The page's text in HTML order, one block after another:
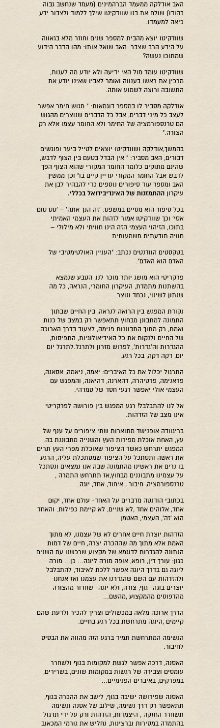
האב אודלקה ממעמד הברהמינים (מעמד שנחשב גבוה
בהודו) שולח את בנו שוודקיטו שילך ללמוד ולצבור ידע
כיאה למעמדו.
שוודקיטו יוצא מהבית למספר שנים וחוזר מלא בגאווה
על הידע הרב שצבר. האב שואל אותו: מהו הדבר הידוע
שמתוכו נעשה?
שוודקיטו עומד מול האי ידיעה ולא יודע מה לענות,
מרכין את ראשו בענווה ואומר לאביו שאינו יודע את
התשובה ורוצה לשמוע אותה.
אודלקה מסביר לו במספר דוגמאות: " מגוש חימר אפשר
לעצב כל מיני דברים, אבל כל הדברים שנוצרים מהגוש
הם טרנספורמציה של החימר ולא החומר עצמו אלא רק
הצורה."
בהמשך,אודלקה ושוודקיטו יוצאים לטייל ביער ופוגשים
דבורים, האב מסביר: " אין הבדל בטעם בין הצוף לדבש,
שהינם מתוקים כלומר החומר המקורי שהוא הצוף הפך
לדבש אבל החומר המקורי עדיין קיים בו" וכך ממשיך
האב ומספר עוד סיפורים נוספים כדי להבהיר לבן את
עיקרון ההתמזגות של האינדיבידואל בכללי.
בכל סיפור הוא מסיים במשפט: 'זה הנך אתה' – 'טט טום
אסי' וכך שוודקיטו אמור לזהות את העצמי האמיתי
בתוכו, הזיהוי העצמי הזה הינו חוויתי ולא מילולי –
חוויה תודעתית משמעותית.
בטקסטים הוודנטים נכתב: "העניין האולטימטיבי של
האדם הוא האדם".
פרקריטי הוא מושג יותר מוכר לנו, הטבע שנמצא
בהשתנות מתמדת, העיקרון החומרי, הנראה, כל מה
שנתון לשינוי, נכחד ונוצר.
נקודת המפגש בין הרואה לנראה, בין החיים שבתוך
התמונה למתבונן מבחוץ תתאפשר רק במצב של כנות
ואמת, רק מתוך התבוננות פנימה, לצעוד בדרך הארוכה
של החיים ולנקות את כל האידיאולוגיות, התפיסות,
ההגדרות וה'גדרות', לפרוש מזרון ולתרגל.לתרגל יום
יום, דקה דקה, בכל רגע.
התרגול יכלול את כל האיברים: יאמה, ניאמה, אסאנה,
פראנימה, פרטיהרה, דהארנה, דהיאנה, והמפגש עם
העצמי אולי יאפשר רגעי חסד של סמדהי.
אל לנו להתבלבל! רגע המפגש בין פורושה לפרקריטי
אינו מצב של הזדהות.
בריגוודה אופנישד מתוארות שתי ציפורים על ענף של
עץ, האחת אוכלת מפירות העץ והשנייה מתבוננת בה.
המפגש יתרחש כאשר הציפור שאוכלת מפרי העץ תרים
את ראשה ותסתכל על הציפור שמסתכלת עליה, הרגע
בו נרים את ראשינו מהתמונה שבה אנו נמצאים ונסתכל
על עצמינו מתבוננים מבחוץ,אז תתרחש התמרה ,
טרנספורמציה, חיבור , איחוד, אחד, יוגה.
בכתובי הודנטה מדברים על האחד- עולם אחד, יקום
אחד, אלוהים אחד ,לא שניים, לא קיימת כפילות. והאחד
הוא 'זה', העצמי, האטמן.
הזדהות יוצרת חיים אחרים לא של עצמנו, לא מתוך
האמת אלא מתוך מה שההכרה יצרה, חיים של דמות
הנתונה להגדרות לדוגמא של מקצוע שרכשנו עם השנים
כגון: עורך דין, רופא, אופה מורה ליוגה... כן... מורה
ליוגה גם בדרך היוגה אפשר ללכת לאיבוד, להתבלבל
ולהזדהות עם השם שהגדרנו את עצמנו ואז אנחנו
יוצרים בוגה- גוף, צורה, ולא יוגה- שחרור מהצורה
מהדפוסים מהמקצוע ,מהשם...
הדרך ארוכה מלאה במכשולים וצריך להכיר ולדעת שהם
קיימים ,היוגה מתרחשת בכל רגע בחיים.
הנשימה המתרחשת תמיד ברגע הזה מהווה את הבסיס
לחיבור.
האסנה, דרכה אפשר לגשת למקומות בגוף ולשחרר
עומסים וצבירה של רגשות במקומות שונים, בשרירים,
במפרקים, באיברים הפנימיים...
האסנה שפירושה ישיבה בגוף, לישב את ההכרה בגוף,
תתאפשר רק דרך נשימה, שילוב של אסנה ונשימה
תשחרר החזקה , היצמדות, הזדהות ורק על ידי תרגול
בהתמדה במסירות וברצינות, נחליש את גורמי המכאוב